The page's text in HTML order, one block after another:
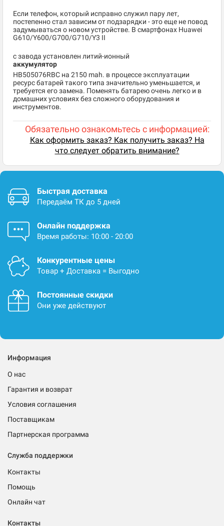
Если телефон, который исправно служил пару лет,
постепенно стал зависим от подзарядки - это еще не повод
задумываться о новом устройстве. В смартфонах Huawei
G610/Y600/G700/G710/Y3 II
с завода установлен литий-ионный
аккумулятор
HB505076RBC на 2150 mah. в процессе эксплуатации
ресурс батарей такого типа значительно уменьшается, и
требуется его замена. Поменять батарею очень легко и в
домашних условиях без сложного оборудования и
инструментов.
Обязательно ознакомьтесь с информацией:
Как оформить заказ? Как получить заказ? На
что следует обратить внимание?
Быстрая доставка
Передаём ТК до 5 дней
Онлайн поддержка
Время работы: 10:00 - 20:00
Конкурентные цены
Товар + Доставка = Выгодно
Постоянные скидки
Они уже действуют
Информация
О нас
Гарантия и возврат
Условия соглашения
Поставщикам
Партнерская программа
Служба поддержки
Контакты
Помощь
Онлайн чат
Контакты